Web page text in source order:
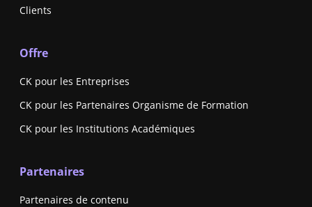
Clients
Offre
CK pour les Entreprises
CK pour les Partenaires Organisme de Formation
CK pour les Institutions Académiques
Partenaires
Partenaires de contenu